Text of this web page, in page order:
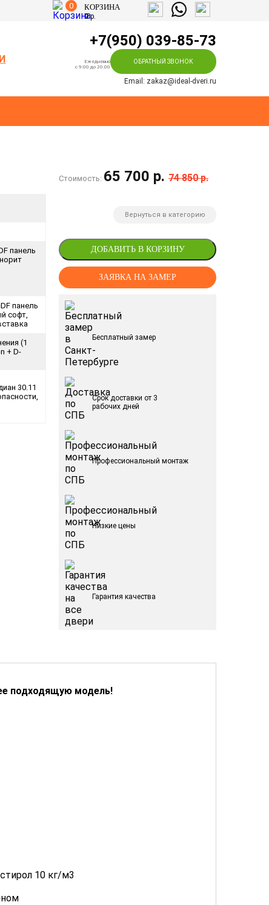
0 КОРЗИНА
0р.
+7(950) 039-85-73
Ежедневно
c 9:00 до 20:00
ОБРАТНЫЙ ЗВОНОК
Email: zakaz@ideal-dveri.ru
панель
панель
софт,
(1
+ D-
30.11
Стоимость: 65 700 р. 74 850 р.
Вернуться в категорию
ДОБАВИТЬ В КОРЗИНУ
ЗАЯВКА НА ЗАМЕР
Бесплатный замер
Срок доставки от 3
рабочих дней
Профессиональный монтаж
Низкие цены
Гарантия качества
подходящую модель!
10 кг/м3